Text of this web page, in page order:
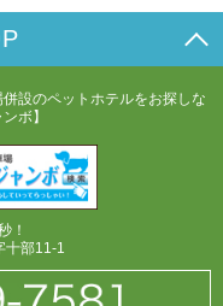
設のペットホテルをお探しな
ボ】
！
十部11-1